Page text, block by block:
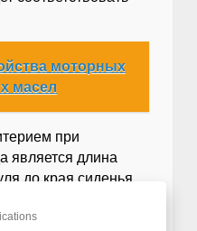
моторных
масел
при
является длина
до края сиденья
руки ребенка от